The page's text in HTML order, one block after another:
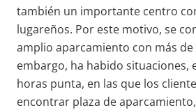
también un importante centro
lugareños. Por este motivo, se
amplio aparcamiento con más de
embargo, ha habido situaciones,
horas punta, en las que los
encontrar plaza de